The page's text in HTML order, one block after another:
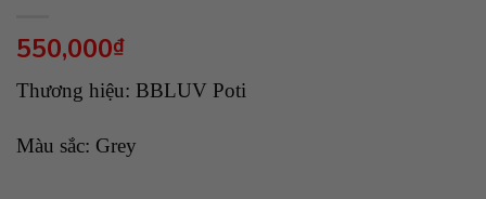
550,000₫
Thương hiệu: BBLUV Poti
Màu sắc: Grey